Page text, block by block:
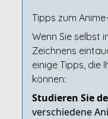
Tipps zum
Wenn Sie selbst
Zeichnens
einige Tipps, die
können:
Studieren Sie
verschiedene